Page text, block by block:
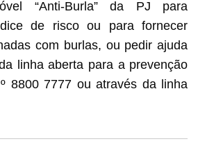
“Anti-Burla” da PJ para
de risco ou para fornecer
com burlas, ou pedir ajuda
linha aberta para a prevenção
8800 7777 ou através da linha